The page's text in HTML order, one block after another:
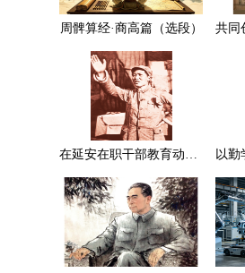
周髀算经·商高篇（选段）
在延安在职干部教育动员大会上的讲话（节选）